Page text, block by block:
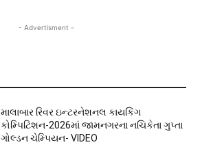
- Advertisment -
માલાબાર રિવર ઇન્ટરનેશનલ કાયકિંગ
કોમ્પિટિશન-2026માં જામનગરના નચિકેતા ગુપ્તા
ગોલ્ડન ચેમ્પિયન- VIDEO